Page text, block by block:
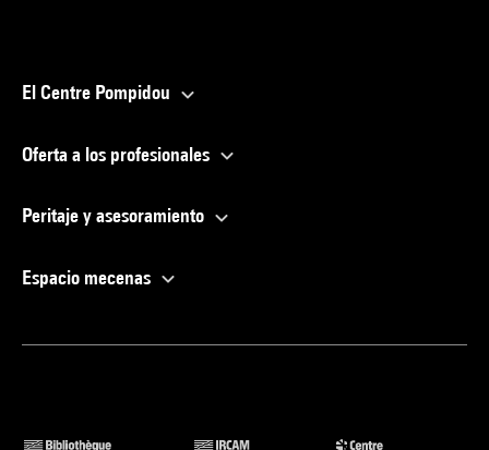
El Centre Pompidou
Oferta a los profesionales
Peritaje y asesoramiento
Espacio mecenas